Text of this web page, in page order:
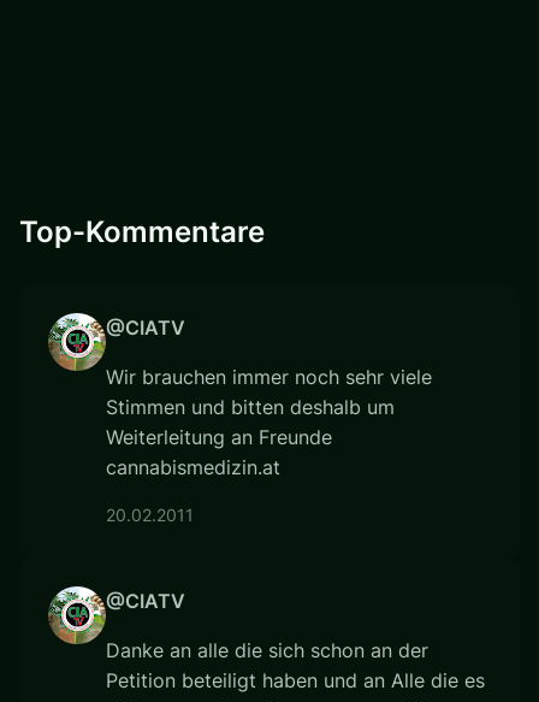
Top-Kommentare
@CIATV
Wir brauchen immer noch sehr viele
Stimmen und bitten deshalb um
Weiterleitung an Freunde
cannabismedizin.at
20.02.2011
@CIATV
Danke an alle die sich schon an der
Petition beteiligt haben und an Alle die es